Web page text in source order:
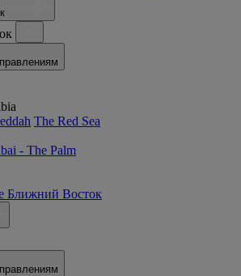
The Red Sea
- The Palm
Ближний Восток